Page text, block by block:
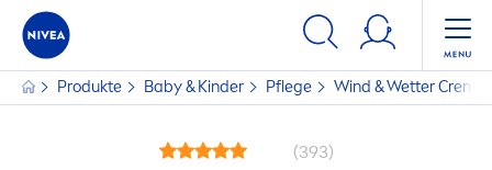
Produkte Baby & Kinder Pflege Wind & WetterCreme
(393)